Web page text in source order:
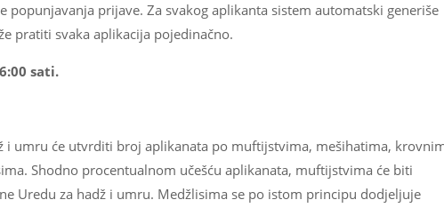
prijave. Za svakog aplikanta sistem automatski generiše
pratiti svaka aplikacija pojedinačno.
sati.
i umru će utvrditi broj aplikanata po muftijstvima, mešihatima,
Shodno procentualnom učešću aplikanata, muftijstvima će biti
Uredu za hadž i umru. Medžlisima se po istom principu dodjeljuje